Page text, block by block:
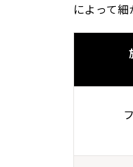
によって